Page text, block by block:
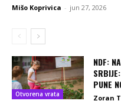
Mišo Koprivica - jun 27, 2026
Otvorena vrata
NDF:
PUNE
Zoran